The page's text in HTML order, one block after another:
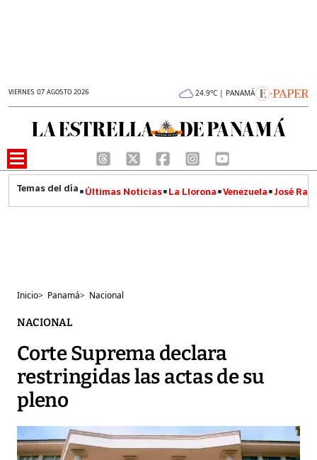
VIERNES 07 AGOSTO 2026 24.9°C | PANAMÁ
Últimas Noticias La Llorona Venezuela José
Inicio> Panamá> Nacional
NACIONAL
Corte Suprema declara
restringidas las actas de su
pleno